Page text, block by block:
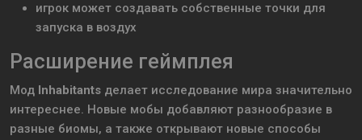
игрок может создавать собственные точки для
запуска в воздух
Расширение геймплея
Мод Inhabitants делает исследование мира значительно
интереснее. Новые мобы добавляют разнообразие в
разные биомы, а также открывают новые способы